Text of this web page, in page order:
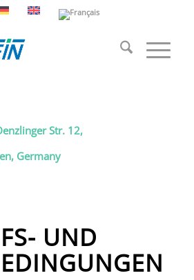
Str. 12,
Germany
UND